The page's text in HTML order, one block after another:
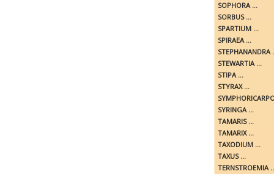
SOPHORA ...
SORBUS ...
SPARTIUM ...
SPIRAEA ...
STEPHANANDRA
STEWARTIA ...
STIPA ...
STYRAX ...
SYRINGA ...
TAMARIS ...
TAMARIX ...
TAXODIUM ...
TAXUS ...
TERNSTROEMIA